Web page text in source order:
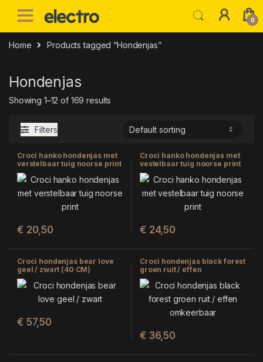
0
Home Products tagged “Hondenjas”
Hondenjas
Showing 1–12 of 169 results
Filters
Croci hanko hondenjas met
verstelbaar tuig noorse print
(30-39 CM)
€ 20,50
Croci hanko hondenjas met
vestelbaar tuig noorse print
(42-55 CM)
€ 24,50
Croci hondenjas bear love
geel / zwart (40 CM)
€ 57,50
Croci hondenjas black forest
groen ruit / effen
omkeerbaar (50 CM)
€ 36,50